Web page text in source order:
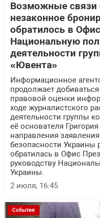
Возможные связи
незаконное
обратилось в
Национальную
деятельности
«Ювента»
Информационное
продолжает
правовой оценки
ходе журналистского
деятельности группы
её основателя
направления
безопасности Украины
обратилась в Офис
руководству
Украины.
2 июля, 16:45
События